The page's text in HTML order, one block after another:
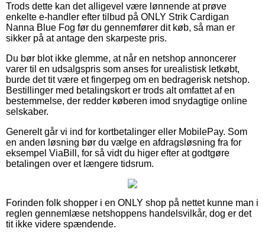
Trods dette kan det alligevel være lønnende at prøve
enkelte e-handler efter tilbud på ONLY Strik Cardigan
Nanna Blue Fog før du gennemfører dit køb, så man er
sikker på at antage den skarpeste pris.
Du bør blot ikke glemme, at når en netshop annoncerer
varer til en udsalgspris som anses for urealistisk letkøbt,
burde det tit være et fingerpeg om en bedragerisk netshop.
Bestillinger med betalingskort er trods alt omfattet af en
bestemmelse, der redder køberen imod snydagtige online
selskaber.
Generelt går vi ind for kortbetalinger eller MobilePay. Som
en anden løsning bør du vælge en afdragsløsning fra for
eksempel ViaBill, for så vidt du higer efter at godtgøre
betalingen over et længere tidsrum.
Forinden folk shopper i en ONLY shop på nettet kunne man i
reglen gennemlæse netshoppens handelsvilkår, dog er det
tit ikke videre spændende.